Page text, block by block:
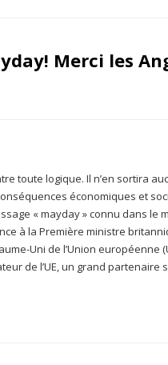
Merci les
toute logique. Il n’en sortira
économiques et
« mayday » connu dans le
à la Première ministre
Uni de l’Union européenne
de l’UE, un grand